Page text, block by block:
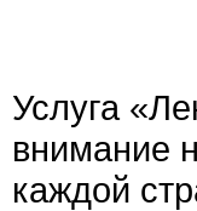
Услуга
внимание
каждой